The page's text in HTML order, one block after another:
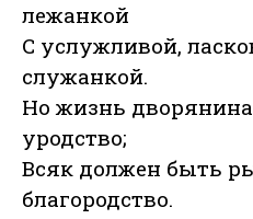
лежанкой
С услужливой,
служанкой.
Но жизнь
уродство;
Всяк должен быть
благородство.